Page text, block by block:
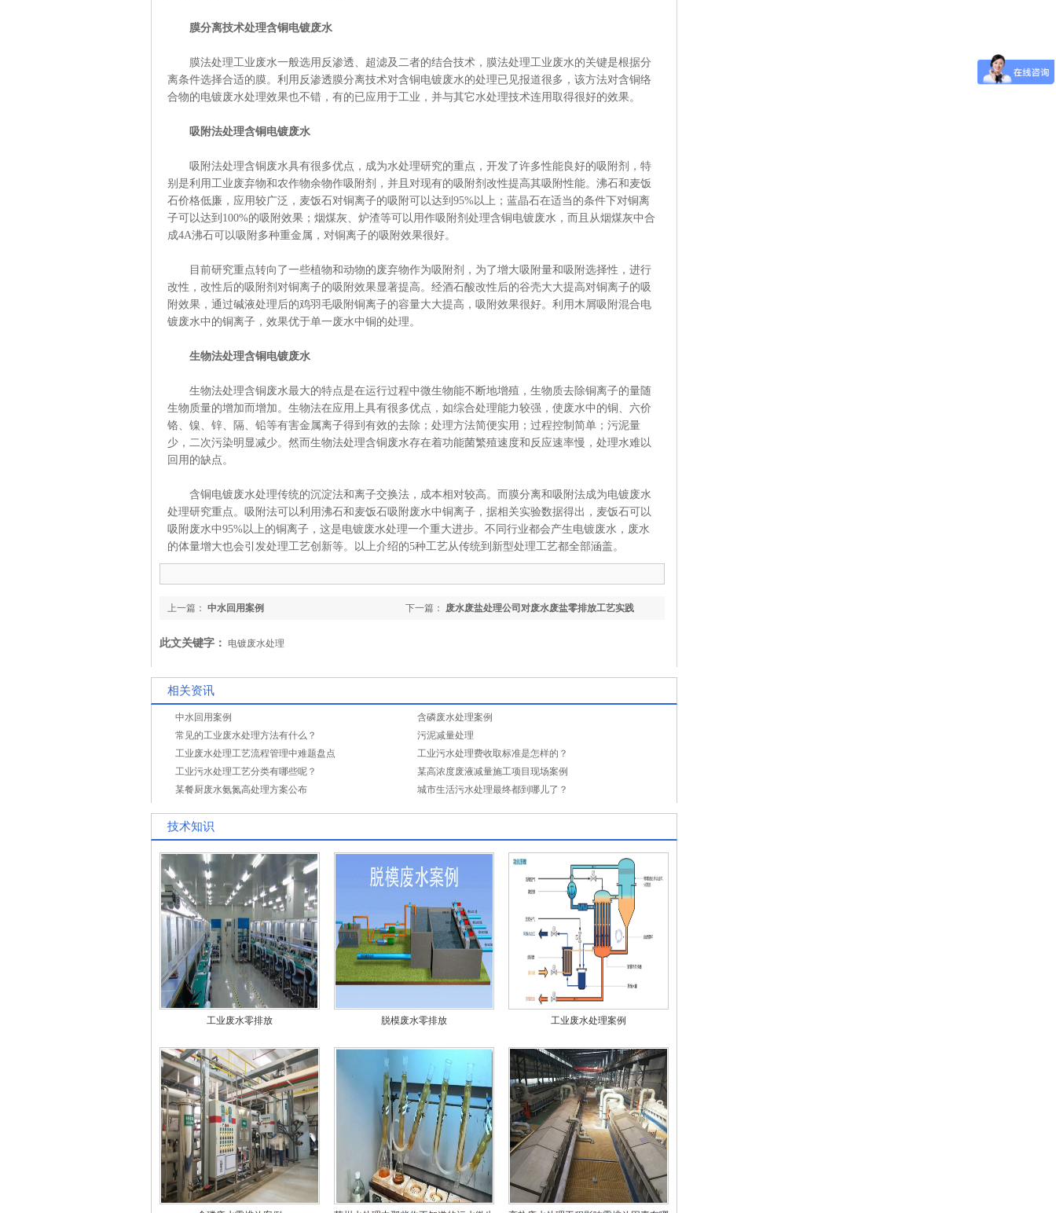
膜分离技术处理含铜电镀废水
膜法处理工业废水一般选用反渗透、超滤及二者的结合技术，膜法处理工业废水的关键是根据分
离条件选择合适的膜。利用反渗透膜分离技术对含铜电镀废水的处理已见报道很多，该方法对含铜络
合物的电镀废水处理效果也不错，有的已应用于工业，并与其它水处理技术连用取得很好的效果。
吸附法处理含铜电镀废水
吸附法处理含铜废水具有很多优点，成为水处理研究的重点，开发了许多性能良好的吸附剂，特
别是利用工业废弃物和农作物余物作吸附剂，并且对现有的吸附剂改性提高其吸附性能。沸石和麦饭
石价格低廉，应用较广泛，麦饭石对铜离子的吸附可以达到95%以上；蓝晶石在适当的条件下对铜离
子可以达到100%的吸附效果；烟煤灰、炉渣等可以用作吸附剂处理含铜电镀废水，而且从烟煤灰中合
成4A沸石可以吸附多种重金属，对铜离子的吸附效果很好。
目前研究重点转向了一些植物和动物的废弃物作为吸附剂，为了增大吸附量和吸附选择性，进行
改性，改性后的吸附剂对铜离子的吸附效果显著提高。经酒石酸改性后的谷壳大大提高对铜离子的吸
附效果，通过碱液处理后的鸡羽毛吸附铜离子的容量大大提高，吸附效果很好。利用木屑吸附混合电
镀废水中的铜离子，效果优于单一废水中铜的处理。
生物法处理含铜电镀废水
生物法处理含铜废水最大的特点是在运行过程中微生物能不断地增殖，生物质去除铜离子的量随
生物质量的增加而增加。生物法在应用上具有很多优点，如综合处理能力较强，使废水中的铜、六价
铬、镍、锌、隔、铅等有害金属离子得到有效的去除；处理方法简便实用；过程控制简单；污泥量
少，二次污染明显减少。然而生物法处理含铜废水存在着功能菌繁殖速度和反应速率慢，处理水难以
回用的缺点。
含铜电镀废水处理传统的沉淀法和离子交换法，成本相对较高。而膜分离和吸附法成为电镀废水
处理研究重点。吸附法可以利用沸石和麦饭石吸附废水中铜离子，据相关实验数据得出，麦饭石可以
吸附废水中95%以上的铜离子，这是电镀废水处理一个重大进步。不同行业都会产生电镀废水，废水
的体量增大也会引发处理工艺创新等。以上介绍的5种工艺从传统到新型处理工艺都全部涵盖。
下一篇： 废水废盐处理公司对废水废盐零排放工艺实践
上一篇： 中水回用案例
此文关键字： 电镀废水处理
相关资讯
中水回用案例
含磷废水处理案例
常见的工业废水处理方法有什么？
污泥减量处理
工业废水处理工艺流程管理中难题盘点
工业污水处理费收取标准是怎样的？
工业污水处理工艺分类有哪些呢？
某高浓度废液减量施工项目现场案例
某餐厨废水氨氮高处理方案公布
城市生活污水处理最终都到哪儿了？
技术知识
工业废水零排放 脱模废水零排放 工业废水处理案例